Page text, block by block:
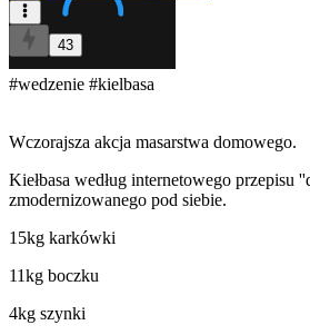
43
#wedzenie #kielbasa
Wczorajsza akcja masarstwa domowego.
Kiełbasa według internetowego przepisu
zmodernizowanego pod siebie.
15kg karkówki
11kg boczku
4kg szynki